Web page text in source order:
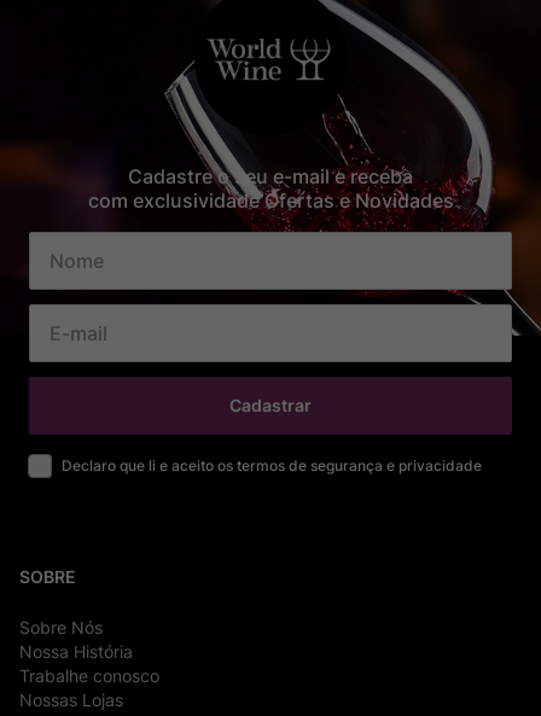
Cadastre o seu e-mail e receba
com exclusividade Ofertas e Novidades
Cadastrar
Declaro que li e aceito os termos de segurança e privacidade
SOBRE
Sobre Nós
Nossa História
Trabalhe conosco
Nossas Lojas